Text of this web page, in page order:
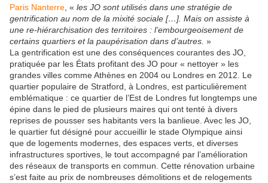
Paris Nanterre , « les JO sont utilisés dans une stratégie de
gentrification au nom de la mixité sociale […]. Mais on assiste à
une re-hiérarchisation des territoires : l’embourgeoisement de
certains quartiers et la paupérisation dans d’autres. »
La gentrification est une des conséquences courantes des JO,
pratiquée par les États profitant des JO pour « nettoyer » les
grandes villes comme Athènes en 2004 ou Londres en 2012. Le
quartier populaire de Stratford, à Londres, est particulièrement
emblématique : ce quartier de l’Est de Londres fut longtemps une
épine dans le pied de plusieurs maires qui ont tenté à divers
reprises de pousser ses habitants vers la banlieue. Avec les JO,
le quartier fut désigné pour accueillir le stade Olympique ainsi
que de logements modernes, des espaces verts, et diverses
infrastructures sportives, le tout accompagné par l’amélioration
des réseaux de transports en commun. Cette rénovation urbaine
s’est faite au prix de nombreuses démolitions et de relogements